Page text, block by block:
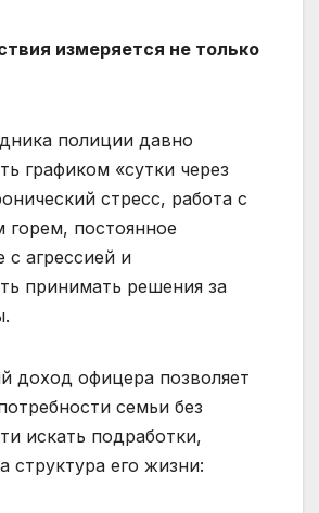
измеряется не только
полиции давно
графиком «сутки через
стресс, работа с
горем, постоянное
с агрессией и
принимать решения за
доход офицера позволяет
семьи без
искать подработки,
структура его жизни: